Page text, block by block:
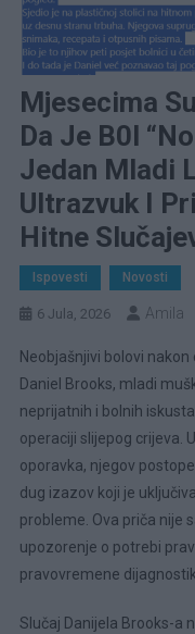
Mjesecima
Da Je B0l
Jedan Mladi
Ultrazvuk I
Hitne
Ispovesti Novosti
6 Jula, 2026 Amila
Neobjašnjivi bolovi
Daniel Brooks, mladi
neprijatnih i bolnih
operaciji slijepog crijeva.
oporavka, njegov
dug izazov koji je
probleme. Ova priča nije
upozorenje o potrebi
pravovremene
Slučaj Danijela Brooks-a